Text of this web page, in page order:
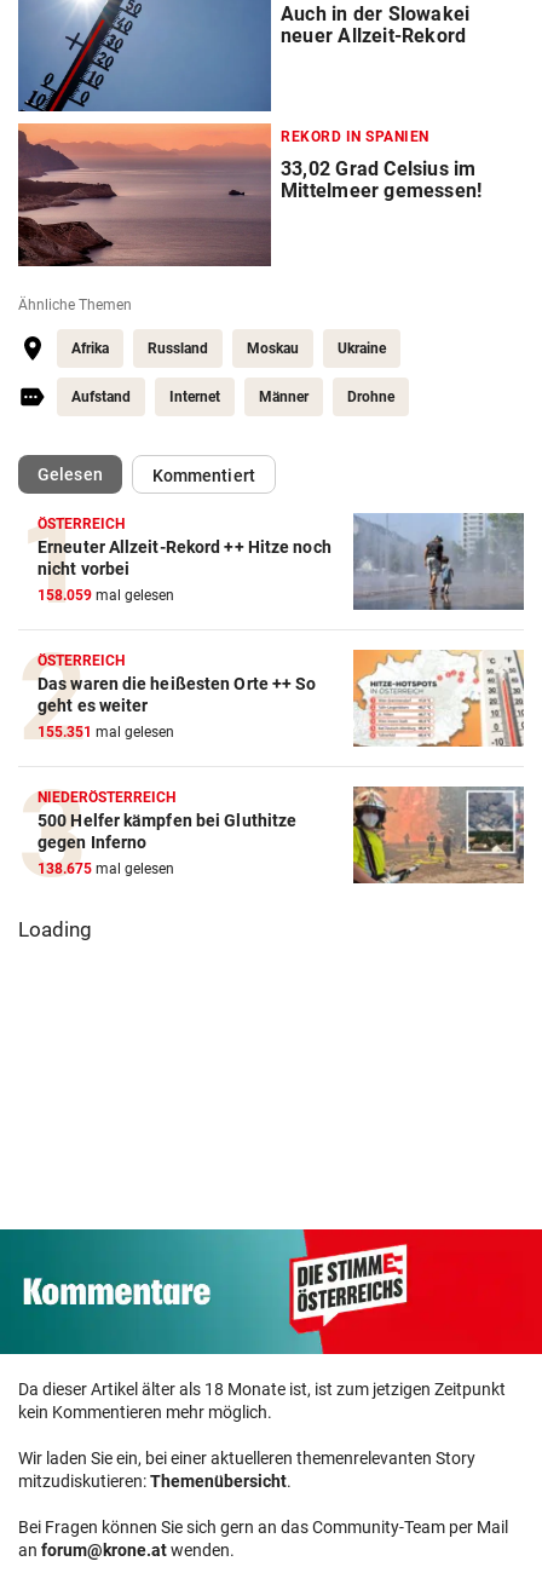
Auch in der Slowakei
neuer Allzeit-Rekord
REKORD IN SPANIEN
33,02 Grad Celsius im
Mittelmeer gemessen!
Ähnliche Themen
Afrika Russland Moskau Ukraine
Aufstand Internet Männer Drohne
Gelesen(ausgewählt)Kommentiert
ÖSTERREICH
Erneuter Allzeit-Rekord ++ Hitze noch
nicht vorbei
158.059 mal gelesen
ÖSTERREICH
Das waren die heißesten Orte ++ So
geht es weiter
155.351 mal gelesen
NIEDERÖSTERREICH
500 Helfer kämpfen bei Gluthitze
gegen Inferno
138.675 mal gelesen
Loading
Da dieser Artikel älter als 18 Monate ist, ist zum jetzigen Zeitpunkt
kein Kommentieren mehr möglich.
Wir laden Sie ein, bei einer aktuelleren themenrelevanten Story
mitzudiskutieren:Themenübersicht.
Bei Fragen können Sie sich gern an das Community-Team per Mail
an forum@krone.atwenden.